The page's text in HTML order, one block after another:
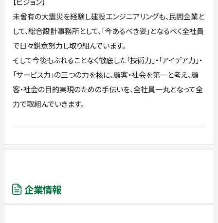
未曾有の大震災を経験し建設エンジニアリングも、民間企業と
して、総合設計事務所として、「今あるべき姿」となるべく全社員
で日々鋭意努力し取り組んでいます。
そして今後もぶれることなく徹底した「技術力」・「アイデア力」・
「サービス力」の三つの力を核に、顧客・社会を第一と考え、顧
客・社会の目的実現のための手伝いを、全社員一丸となって全
力で取組んでいきます。
企業情報